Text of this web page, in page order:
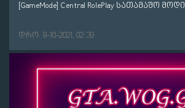
[GameMode] Central RolePlay სათამაშო მოდი
დრო: 8-10-2021, 02:39